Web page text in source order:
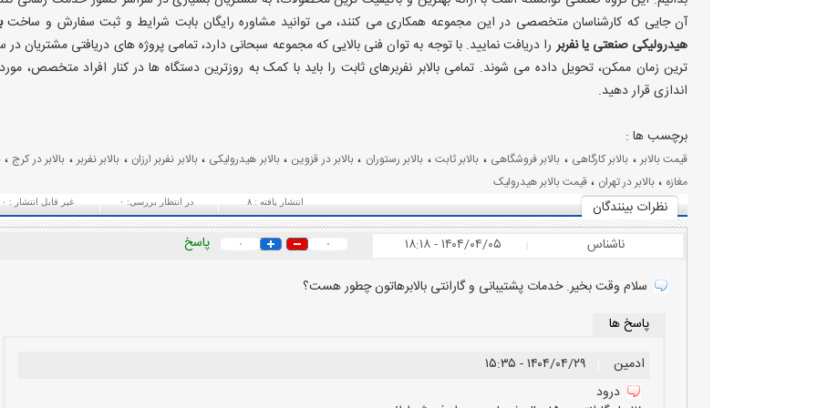
آن جایی که کارشناسان متخصصی در این مجموعه همکاری می کنند، می توانید مشاوره رایگان بابت شرایط و ثبت سفارش و ساخت
هیدرولیکی صنعتی یا نفربررا دریافت نمایید. با توجه به توان فنی بالایی که مجموعه سبحانی دارد، تمامی پروژه های دریافتی مشتریان در
ترین زمان ممکن، تحویل داده می شوند. تمامی بالابر نفربرهای ثابت را باید با کمک به روزترین دستگاه ها در کنار افراد متخصص،
اندازی قرار دهید.
برچسب ها :
قیمت بالابر، بالابر کارگاهی ، بالابر فروشگاهی ، بالابر ثابت ، بالابر رستوران ، بالابر در قزوین ،بالابر هیدرولیکی ،بالابر نفربر ارزان ، بالابر نفربر، بالابر در کرج ،
مغازه ، بالابر در تهران ، قیمت بالابر هیدرولیک
نظرات بينندگان غیر قابل انتشار : ۰ در انتظار بررسی: ۰ انتشار یافته :۸
ناشناس | ۱۴۰۴/۰۴/۰۵ - ۱۸:۱۸ ۰ ۰
پاسخ
سلام وقت بخیر. خدمات پشتیبانی و گارانتی بالابرهاتون چطور هست؟
پاسخ ها
ادمین
۱۴۰۴/۰۴/۲۹ - ۱۵:۳۵
درود